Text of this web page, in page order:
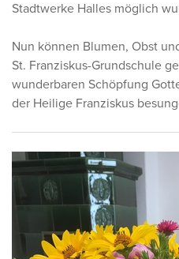
Stadtwerke Halles möglich
Nun können Blumen, Obst
St. Franziskus-Grundschule
wunderbaren Schöpfung
der Heilige Franziskus